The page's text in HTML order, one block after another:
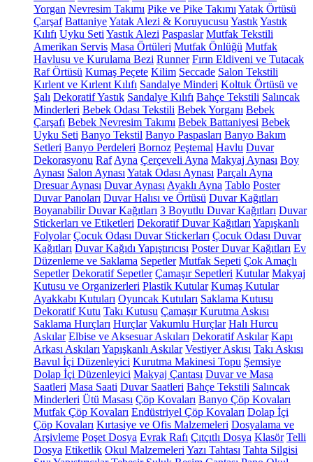
Yorgan Nevresim Takımı Pike ve Pike Takımı Yatak Örtüsü
Çarşaf BattaniyeYatak Alezi & Koruyucusu YastıkYastık
Kılıfı Uyku Seti Yastık Alezi Paspaslar Mutfak Tekstili
Amerikan Servis Masa Örtüleri Mutfak Önlüğü Mutfak
Havlusu ve Kurulama Bezi Runner Fırın Eldiveni ve Tutacak
Raf Örtüsü Kumaş Peçete Kilim Seccade Salon Tekstili
Kırlent ve Kırlent Kılıfı Sandalye Minderi Koltuk Örtüsü ve
Şalı Dekoratif Yastık Sandalye Kılıfı Bahçe Tekstili Salıncak
Minderleri Bebek Odası Tekstili Bebek Yorganı Bebek
Çarşafı Bebek Nevresim Takımı Bebek Battaniyesi Bebek
Uyku Seti Banyo Tekstil Banyo Paspasları Banyo Bakım
Setleri Banyo Perdeleri Bornoz Peştemal Havlu Duvar
Dekorasyonu Raf Ayna Çerçeveli Ayna Makyaj Aynası Boy
Aynası Salon Aynası Yatak Odası Aynası Parçalı Ayna
Dresuar Aynası Duvar Aynası Ayaklı Ayna Tablo Poster
Duvar Panoları Duvar Halısı ve Örtüsü Duvar Kağıtları
Boyanabilir Duvar Kağıtları 3 Boyutlu Duvar Kağıtları Duvar
Stickerları ve Etiketleri Dekoratif Duvar Kağıtları Yapışkanlı
Folyolar Çocuk Odası Duvar Stickerları Çocuk Odası Duvar
Kağıtları Duvar Kağıdı Yapıştırıcısı Poster Duvar Kağıtları Ev
Düzenleme ve Saklama Sepetler Mutfak Sepeti Çok Amaçlı
Sepetler Dekoratif Sepetler Çamaşır Sepetleri Kutular Makyaj
Kutusu ve Organizerleri Plastik Kutular Kumaş Kutular
Ayakkabı Kutuları Oyuncak Kutuları Saklama Kutusu
Dekoratif Kutu Takı Kutusu Çamaşır Kurutma Askısı
Saklama Hurçları Hurçlar Vakumlu Hurçlar Halı Hurcu
Askılar Elbise ve Aksesuar Askıları Dekoratif Askılar Kapı
Arkası Askıları Yapışkanlı Askılar Vestiyer Askısı Takı Askısı
Bavul İçi Düzenleyici Kurutma Makinesi Topu Şemsiye
Dolap İçi Düzenleyici Makyaj Çantası Duvar ve Masa
Saatleri Masa Saati Duvar Saatleri Bahçe Tekstili Salıncak
Minderleri Ütü Masası Çöp Kovaları Banyo Çöp Kovaları
Mutfak Çöp Kovaları Endüstriyel Çöp Kovaları Dolap İçi
Çöp Kovaları Kırtasiye ve Ofis Malzemeleri Dosyalama ve
Arşivleme Poşet Dosya Evrak Rafı Çıtçıtlı Dosya Klasör Telli
Dosya Etiketlik Okul Malzemeleri Yazı Tahtası Tahta Silgisi